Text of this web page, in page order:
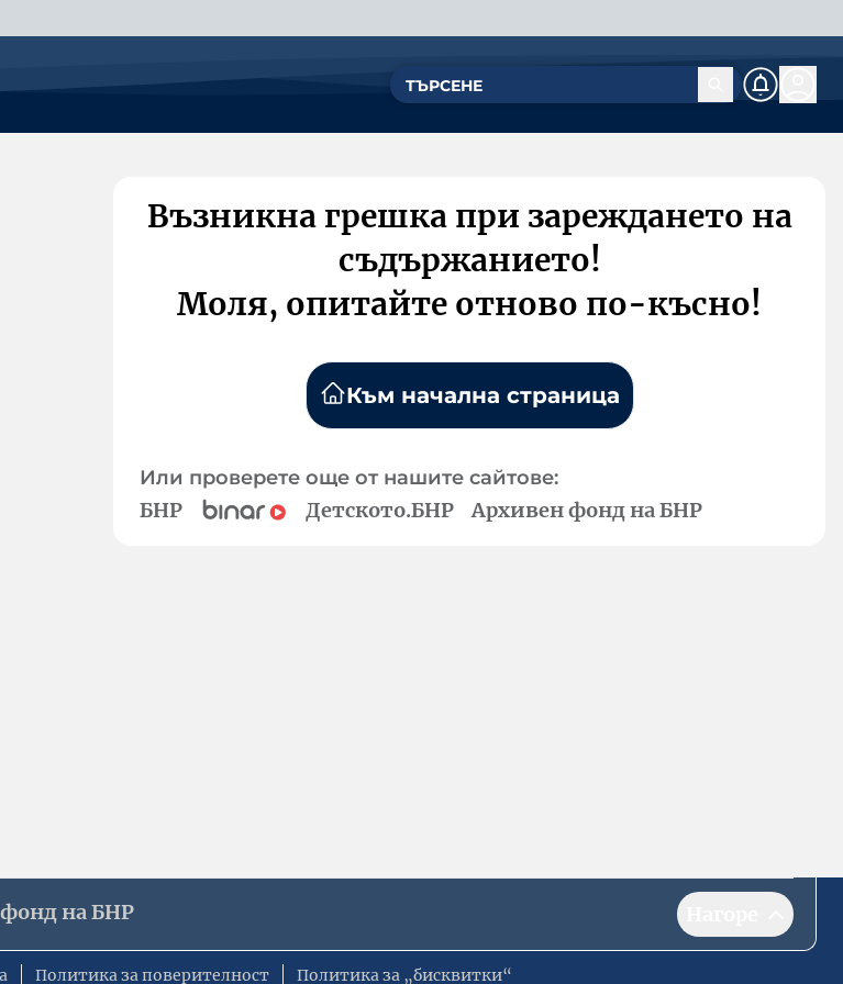
Възникна грешка при зареждането на
съдържанието!
Моля, опитайте отново по-късно!
Към начална страница
Или проверете още от нашите сайтове:
БНР Детското.БНР Архивен фонд на БНР
на БНР
Политика за поверителност Политика за „бисквитки“